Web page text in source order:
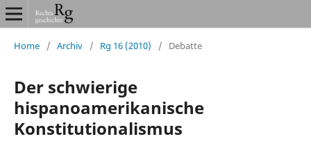
Home / Archiv / Rg 16 (2010) / Debatte
Der schwierige
hispanoamerikanische
Konstitutionalismus